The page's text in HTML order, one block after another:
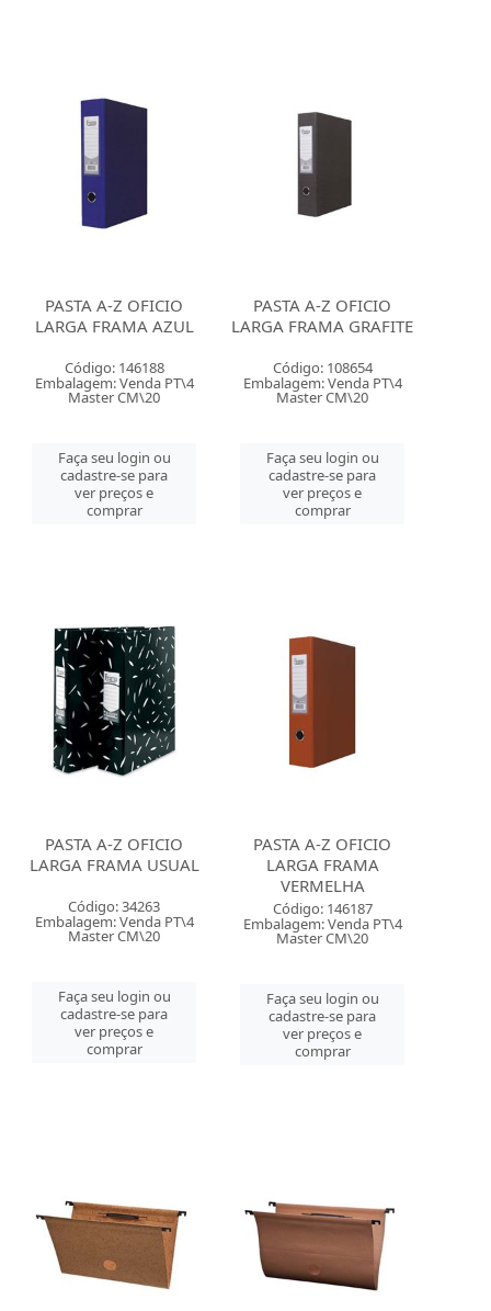
PASTA A-Z OFICIO
LARGA FRAMA AZUL
Código: 146188
Embalagem: Venda PT\4
Master CM\20
Faça seu login ou
cadastre-se para
ver preços e
comprar
PASTA A-Z OFICIO
LARGA FRAMA GRAFITE
Código: 108654
Embalagem: Venda PT\4
Master CM\20
Faça seu login ou
cadastre-se para
ver preços e
comprar
PASTA A-Z OFICIO
LARGA FRAMA USUAL
Código: 34263
Embalagem: Venda PT\4
Master CM\20
Faça seu login ou
cadastre-se para
ver preços e
comprar
PASTA A-Z OFICIO
LARGA FRAMA
VERMELHA
Código: 146187
Embalagem: Venda PT\4
Master CM\20
Faça seu login ou
cadastre-se para
ver preços e
comprar